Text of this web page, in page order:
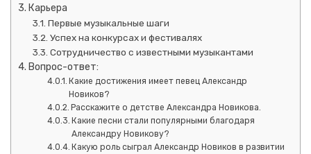
Карьера
Первые музыкальные шаги
Успех на конкурсах и фестивалях
Сотрудничество с известными музыкантами
Вопрос-ответ:
Какие достижения имеет певец Александр
Новиков?
Расскажите о детстве Александра Новикова.
Какие песни стали популярными благодаря
Александру Новикову?
Какую роль сыграл Александр Новиков в развитии